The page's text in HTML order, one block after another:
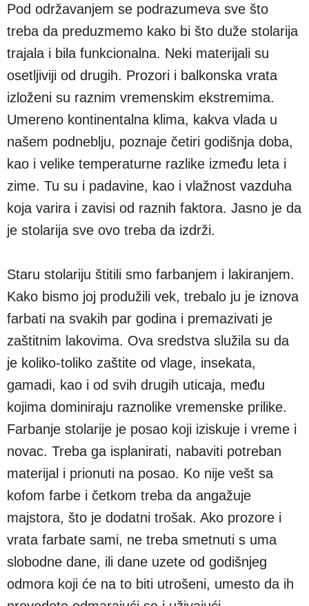
Pod održavanjem se podrazumeva sve što
treba da preduzmemo kako bi što duže stolarija
trajala i bila funkcionalna. Neki materijali su
osetljiviji od drugih. Prozori i balkonska vrata
izloženi su raznim vremenskim ekstremima.
Umereno kontinentalna klima, kakva vlada u
našem podneblju, poznaje četiri godišnja doba,
kao i velike temperaturne razlike između leta i
zime. Tu su i padavine, kao i vlažnost vazduha
koja varira i zavisi od raznih faktora. Jasno je da
je stolarija sve ovo treba da izdrži.
Staru stolariju štitili smo farbanjem i lakiranjem.
Kako bismo joj produžili vek, trebalo ju je iznova
farbati na svakih par godina i premazivati je
zaštitnim lakovima. Ova sredstva služila su da
je koliko-toliko zaštite od vlage, insekata,
gamadi, kao i od svih drugih uticaja, među
kojima dominiraju raznolike vremenske prilike.
Farbanje stolarije je posao koji iziskuje i vreme i
novac. Treba ga isplanirati, nabaviti potreban
materijal i prionuti na posao. Ko nije vešt sa
kofom farbe i četkom treba da angažuje
majstora, što je dodatni trošak. Ako prozore i
vrata farbate sami, ne treba smetnuti s uma
slobodne dane, ili dane uzete od godišnjeg
odmora koji će na to biti utrošeni, umesto da ih